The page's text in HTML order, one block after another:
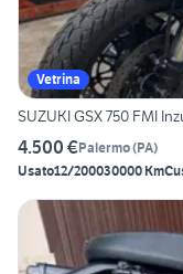
Vetrina
SUZUKI GSX 750 FMI
4.500 €Palermo(PA)
Usato12/200030000 Km